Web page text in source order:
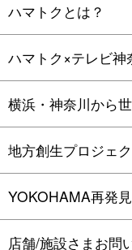
ハマトクとは？
ハマトク×テレビ神
横浜・神奈川から
地方創生プロジェ
YOKOHAMA再発見
店舗/施設さまお問